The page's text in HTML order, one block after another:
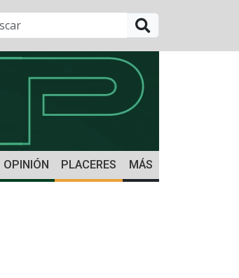
OPINIÓN PLACERES MÁS